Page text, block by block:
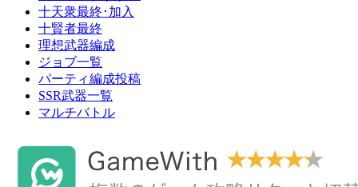
十天衆最終･加入
十賢者最終
理想武器編成
ジョブ一覧
パーティ編成投稿
SSR武器一覧
マルチバトル